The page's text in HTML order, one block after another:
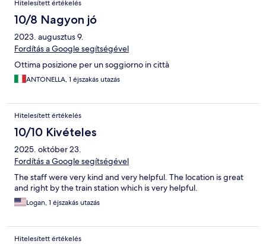
Hitelesített értékelés
10/8 Nagyon jó
2023. augusztus 9.
Fordítás a Google segítségével
Ottima posizione per un soggiorno in città
ANTONELLA, 1 éjszakás utazás
Hitelesített értékelés
10/10 Kivételes
2025. október 23.
Fordítás a Google segítségével
The staff were very kind and very helpful. The location is great
and right by the train station which is very helpful.
Logan, 1 éjszakás utazás
Hitelesített értékelés